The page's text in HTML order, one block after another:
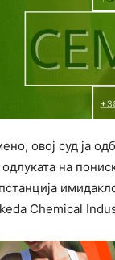
овој суд ја
одлуката на
Chemical